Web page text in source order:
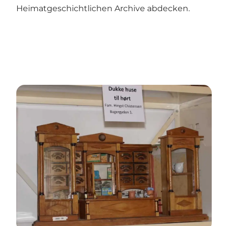
Heimatgeschichtlichen Archive abdecken.